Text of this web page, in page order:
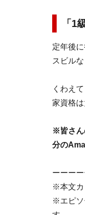
「1
定年後
スビル
くわえ
家資格
※皆さん
分の
ーーー
※本文カ
※エピソ